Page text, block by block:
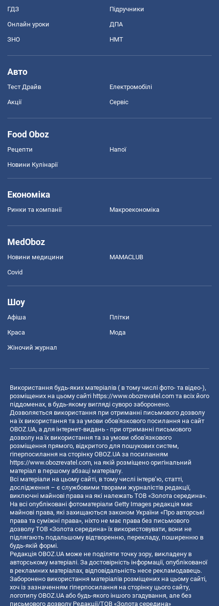
ГДЗ Підручники
Онлайн уроки ДПА
ЗНО НМТ
Авто
Тест Драйв Електромобілі
Акції Сервіс
Food Oboz
Рецепти Напої
Новини Кулінарії
Економіка
Ринки та компанії Макроекономіка
MedOboz
Новини медицини MAMACLUB
Covid
Шоу
Афіша Плітки
Краса Мода
Жіночий журнал
Використання будь-яких матеріалів ( в тому числі фото- та відео-),
розміщених на цьому сайті https://www.obozrevatel.com та всіх його
піддоменах, в будь-якому вигляді суворо заборонено.
Дозволяється використання при отриманні письмового дозволу
на їх використання та за умови обов'язкового посилання на сайт
OBOZ.UA, а для інтернет-видань - при отриманні письмового
дозволу на їх використання та за умови обов'язкового
розміщення прямого, відкритого для пошукових систем,
гіперпосилання на сторінку OBOZ.UA за посиланням
https://www.obozrevatel.com, на якій розміщено оригінальний
матеріал в першому абзаці матеріалу.
Всі матеріали на цьому сайті, в тому числі інтерв’ю, статті,
дослідження – є службовими творами журналістів редакції,
виключні майнові права на які належать ТОВ «Золота середина».
На всі опубліковані фотоматеріали Getty Images редакція має
майнові права, які захищаються законом України «Про авторські
права та суміжні права», ніхто не має права без письмового
дозволу ТОВ «Золота середина» їх використовувати, вони не
підлягають подальшому відтворенню, перекладу, поширенню в
будь-якій формі.
Редакція OBOZ.UA може не поділяти точку зору, викладену в
авторському матеріалі. За достовірність інформації, опублікованої
в рекламних матеріалах, відповідальність несе рекламодавець.
Заборонено використання матеріалів розміщених на цьому сайті,
хоч із зазначенням гіперпосилання на сторінку цього сайту,
логотипу OBOZ.UA або будь-якого іншого згадування, але без
письмового дозволу Редакції/ТОВ «Золота середина»